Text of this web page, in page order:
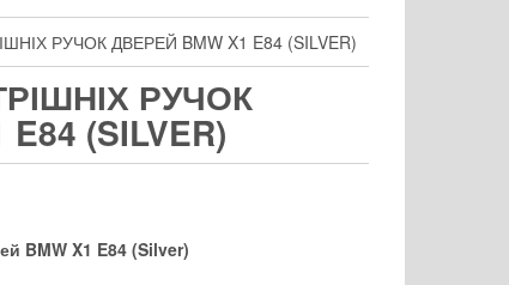
РУЧОК ДВЕРЕЙ BMW X1 E84 (SILVER)
РУЧОК
(SILVER)
BMW X1 E84 (Silver)